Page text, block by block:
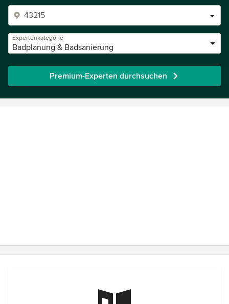
Expertenkategorie
Badplanung & Badsanierung
Premium-Experten durchsuchen